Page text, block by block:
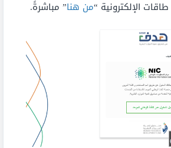
الإلكترونية “من هنا” مباشرةً.